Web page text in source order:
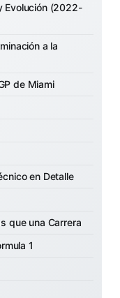
Evolución (2022-
a la
de Miami
en Detalle
que una Carrera
1